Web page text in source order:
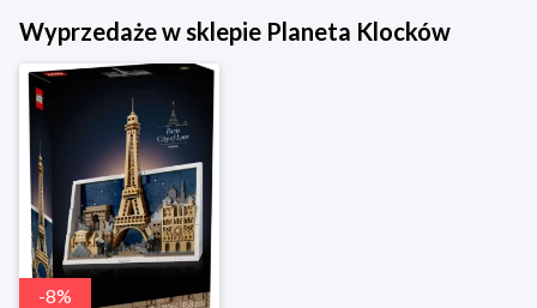
Wyprzedaże w sklepie Planeta Klocków
-8%